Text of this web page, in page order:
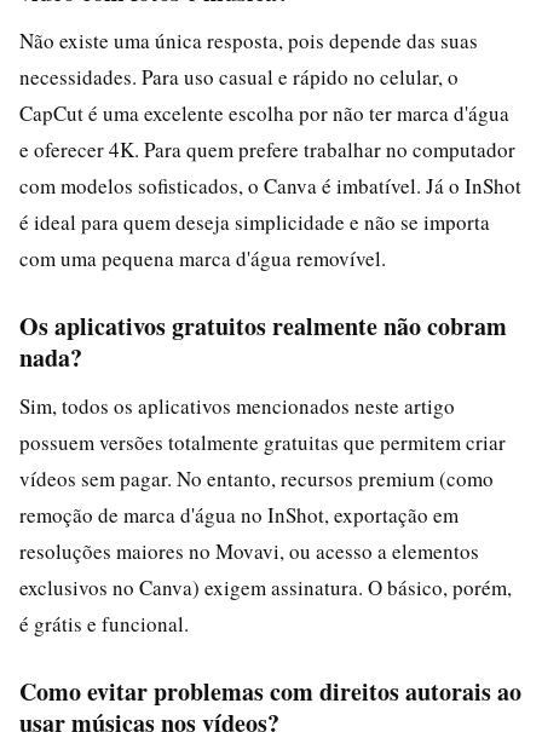
Não existe uma única resposta, pois depende das suas
necessidades. Para uso casual e rápido no celular, o
CapCut é uma excelente escolha por não ter marca d'água
e oferecer 4K. Para quem prefere trabalhar no computador
com modelos sofisticados, o Canva é imbatível. Já o InShot
é ideal para quem deseja simplicidade e não se importa
com uma pequena marca d'água removível.
Os aplicativos gratuitos realmente não cobram
nada?
Sim, todos os aplicativos mencionados neste artigo
possuem versões totalmente gratuitas que permitem criar
vídeos sem pagar. No entanto, recursos premium (como
remoção de marca d'água no InShot, exportação em
resoluções maiores no Movavi, ou acesso a elementos
exclusivos no Canva) exigem assinatura. O básico, porém,
é grátis e funcional.
Como evitar problemas com direitos autorais ao
usar músicas nos vídeos?